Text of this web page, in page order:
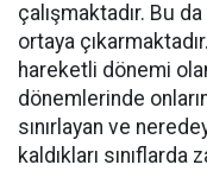
çalışmaktadır. Bu
ortaya
hareketli dönemi
dönemlerinde
sınırlayan ve
kaldıkları